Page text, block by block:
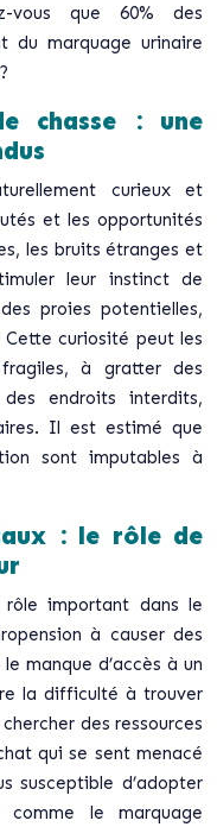
vous que 60% des
du marquage urinaire
chasse : une
curieux et
et les opportunités
les bruits étranges et
leur instinct de
proies potentielles,
Cette curiosité peut les
à gratter des
endroits interdits,
Il est estimé que
sont imputables à
: le rôle de
rôle important dans le
à causer des
manque d’accès à un
la difficulté à trouver
des ressources
qui se sent menacé
susceptible d’adopter
comme le marquage